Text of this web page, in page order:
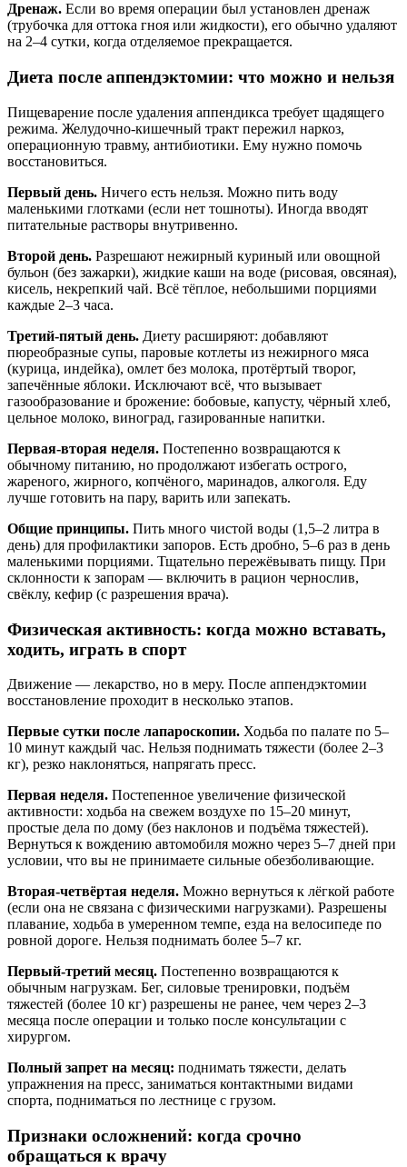
Дренаж. Если во время операции был установлен дренаж
(трубочка для оттока гноя или жидкости), его обычно удаляют
на 2–4 сутки, когда отделяемое прекращается.
Диета после аппендэктомии: что можно и нельзя
Пищеварение после удаления аппендикса требует щадящего
режима. Желудочно-кишечный тракт пережил наркоз,
операционную травму, антибиотики. Ему нужно помочь
восстановиться.
Первый день. Ничего есть нельзя. Можно пить воду
маленькими глотками (если нет тошноты). Иногда вводят
питательные растворы внутривенно.
Второй день. Разрешают нежирный куриный или овощной
бульон (без зажарки), жидкие каши на воде (рисовая, овсяная),
кисель, некрепкий чай. Всё тёплое, небольшими порциями
каждые 2–3 часа.
Третий-пятый день. Диету расширяют: добавляют
пюреобразные супы, паровые котлеты из нежирного мяса
(курица, индейка), омлет без молока, протёртый творог,
запечённые яблоки. Исключают всё, что вызывает
газообразование и брожение: бобовые, капусту, чёрный хлеб,
цельное молоко, виноград, газированные напитки.
Первая-вторая неделя. Постепенно возвращаются к
обычному питанию, но продолжают избегать острого,
жареного, жирного, копчёного, маринадов, алкоголя. Еду
лучше готовить на пару, варить или запекать.
Общие принципы. Пить много чистой воды (1,5–2 литра в
день) для профилактики запоров. Есть дробно, 5–6 раз в день
маленькими порциями. Тщательно пережёвывать пищу. При
склонности к запорам — включить в рацион чернослив,
свёклу, кефир (с разрешения врача).
Физическая активность: когда можно вставать,
ходить, играть в спорт
Движение — лекарство, но в меру. После аппендэктомии
восстановление проходит в несколько этапов.
Первые сутки после лапароскопии. Ходьба по палате по 5–
10 минут каждый час. Нельзя поднимать тяжести (более 2–3
кг), резко наклоняться, напрягать пресс.
Первая неделя. Постепенное увеличение физической
активности: ходьба на свежем воздухе по 15–20 минут,
простые дела по дому (без наклонов и подъёма тяжестей).
Вернуться к вождению автомобиля можно через 5–7 дней при
условии, что вы не принимаете сильные обезболивающие.
Вторая-четвёртая неделя. Можно вернуться к лёгкой работе
(если она не связана с физическими нагрузками). Разрешены
плавание, ходьба в умеренном темпе, езда на велосипеде по
ровной дороге. Нельзя поднимать более 5–7 кг.
Первый-третий месяц. Постепенно возвращаются к
обычным нагрузкам. Бег, силовые тренировки, подъём
тяжестей (более 10 кг) разрешены не ранее, чем через 2–3
месяца после операции и только после консультации с
хирургом.
Полный запрет на месяц: поднимать тяжести, делать
упражнения на пресс, заниматься контактными видами
спорта, подниматься по лестнице с грузом.
Признаки осложнений: когда срочно
обращаться к врачу